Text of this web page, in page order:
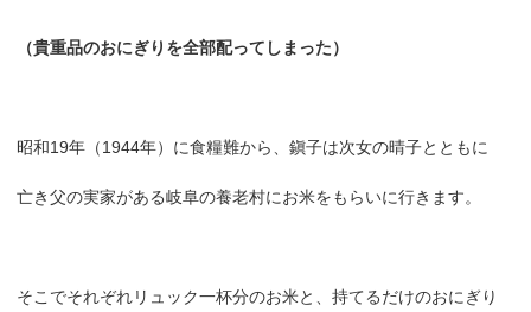
（貴重品のおにぎりを全部配ってしまった）
昭和19年（1944年）に食糧難から、鎭子は次女の晴子とともに
亡き父の実家がある岐阜の養老村にお米をもらいに行きます。
そこでそれぞれリュック一杯分のお米と、持てるだけのおにぎり